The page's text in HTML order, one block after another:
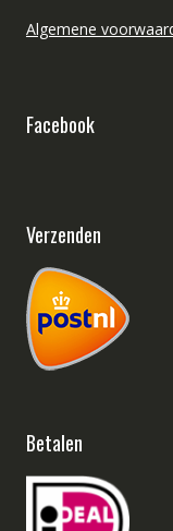
Algemene
Facebook
Verzenden
Betalen